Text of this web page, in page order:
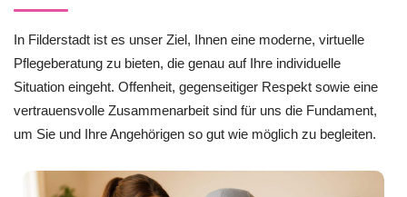
In Filderstadt ist es unser Ziel, Ihnen eine moderne, virtuelle
Pflegeberatung zu bieten, die genau auf Ihre individuelle
Situation eingeht. Offenheit, gegenseitiger Respekt sowie eine
vertrauensvolle Zusammenarbeit sind für uns die Fundament,
um Sie und Ihre Angehörigen so gut wie möglich zu begleiten.